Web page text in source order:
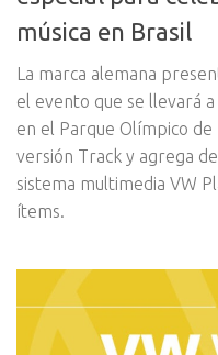
música en Brasil
La marca alemana
el evento que se llevará
en el Parque Olímpico de
versión Track y agrega
sistema multimedia VW
ítems.